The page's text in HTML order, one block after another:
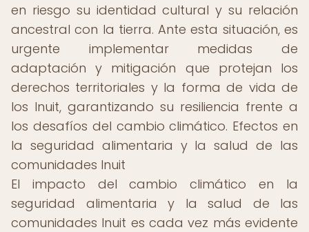
en riesgo su identidad cultural y su relación
ancestral con la tierra. Ante esta situación, es
urgente implementar medidas de
adaptación y mitigación que protejan los
derechos territoriales y la forma de vida de
los Inuit, garantizando su resiliencia frente a
los desafíos del cambio climático. Efectos en
la seguridad alimentaria y la salud de las
comunidades Inuit
El impacto del cambio climático en la
seguridad alimentaria y la salud de las
comunidades Inuit es cada vez más evidente